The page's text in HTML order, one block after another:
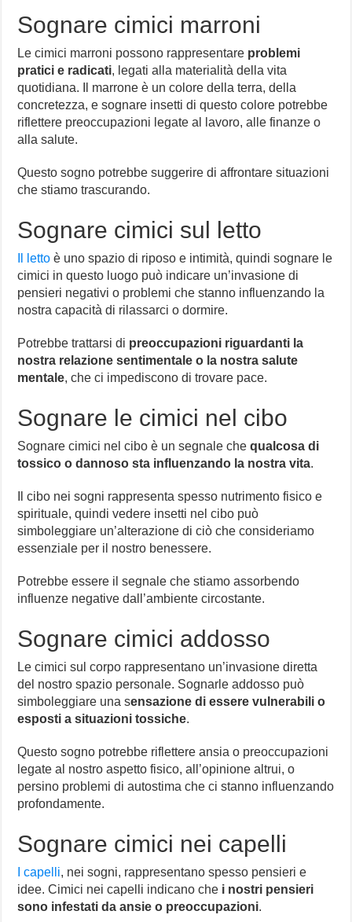
Sognare cimici marroni
Le cimici marroni possono rappresentare problemi
pratici e radicati, legati alla materialità della vita
quotidiana. Il marrone è un colore della terra, della
concretezza, e sognare insetti di questo colore potrebbe
riflettere preoccupazioni legate al lavoro, alle finanze o
alla salute.
Questo sogno potrebbe suggerire di affrontare situazioni
che stiamo trascurando.
Sognare cimici sul letto
Il letto è uno spazio di riposo e intimità, quindi sognare le
cimici in questo luogo può indicare un’invasione di
pensieri negativi o problemi che stanno influenzando la
nostra capacità di rilassarci o dormire.
Potrebbe trattarsi di preoccupazioni riguardanti la
nostra relazione sentimentale o la nostra salute
mentale, che ci impediscono di trovare pace.
Sognare le cimici nel cibo
Sognare cimici nel cibo è un segnale chequalcosa di
tossico o dannoso sta influenzando la nostra vita.
Il cibo nei sogni rappresenta spesso nutrimento fisico e
spirituale, quindi vedere insetti nel cibo può
simboleggiare un’alterazione di ciò che consideriamo
essenziale per il nostro benessere.
Potrebbe essere il segnale che stiamo assorbendo
influenze negative dall’ambiente circostante.
Sognare cimici addosso
Le cimici sul corpo rappresentano un’invasione diretta
del nostro spazio personale. Sognarle addosso può
simboleggiare una sensazione di essere vulnerabili o
esposti a situazioni tossiche.
Questo sogno potrebbe riflettere ansia o preoccupazioni
legate al nostro aspetto fisico, all’opinione altrui, o
persino problemi di autostima che ci stanno influenzando
profondamente.
Sognare cimici nei capelli
I capelli, nei sogni, rappresentano spesso pensieri e
idee. Cimici nei capelli indicano che i nostri pensieri
sono infestati da ansie o preoccupazioni.